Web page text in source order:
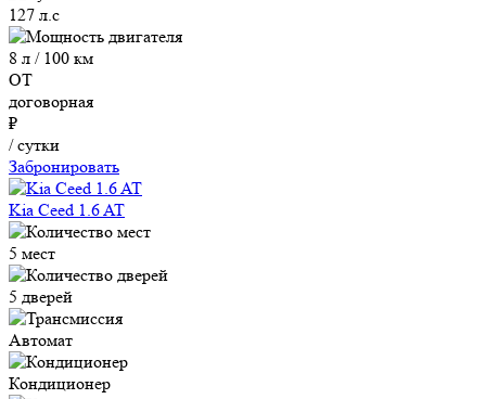
127 л.с
8 л / 100 км
ОТ
договорная
₽
/ сутки
Забронировать
Kia Ceed 1.6 AT
5 мест
5 дверей
Автомат
Кондиционер